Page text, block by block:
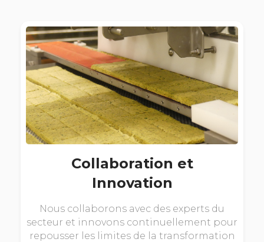
Collaboration et
Innovation
Nous collaborons avec des experts du
secteur et innovons continuellement pour
repousser les limites de la transformation